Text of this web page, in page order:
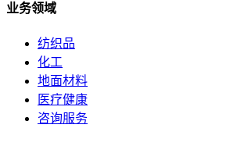
业务领域
纺织品
化工
地面材料
医疗健康
咨询服务